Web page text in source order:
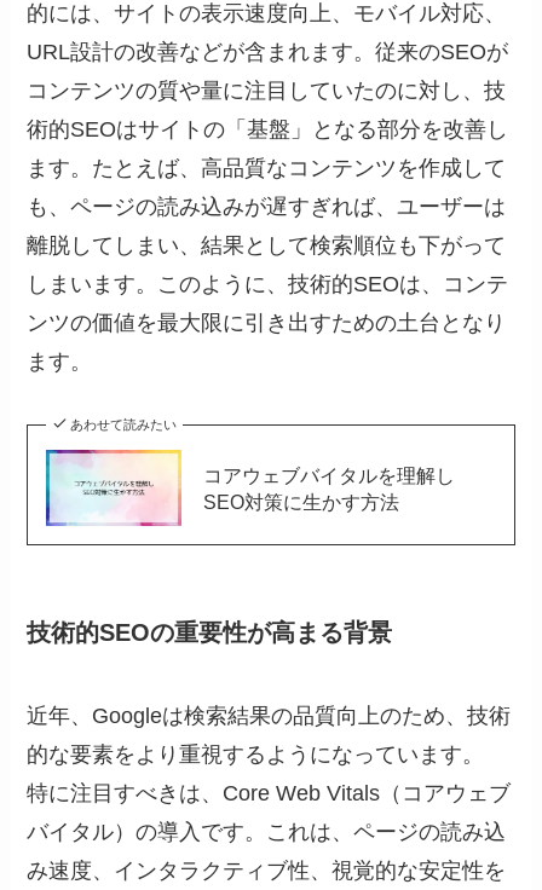
的には、サイトの表示速度向上、モバイル対応、
URL設計の改善などが含まれます。従来のSEOが
コンテンツの質や量に注目していたのに対し、技
術的SEOはサイトの「基盤」となる部分を改善し
ます。たとえば、高品質なコンテンツを作成して
も、ページの読み込みが遅すぎれば、ユーザーは
離脱してしまい、結果として検索順位も下がって
しまいます。このように、技術的SEOは、コンテ
ンツの価値を最大限に引き出すための土台となり
ます。
あわせて読みたい
コアウェブバイタルを理解し
SEO対策に生かす方法
技術的SEOの重要性が高まる背景
近年、Googleは検索結果の品質向上のため、技術
的な要素をより重視するようになっています。
特に注目すべきは、Core Web Vitals（コアウェブ
バイタル）の導入です。これは、ページの読み込
み速度、インタラクティブ性、視覚的な安定性を